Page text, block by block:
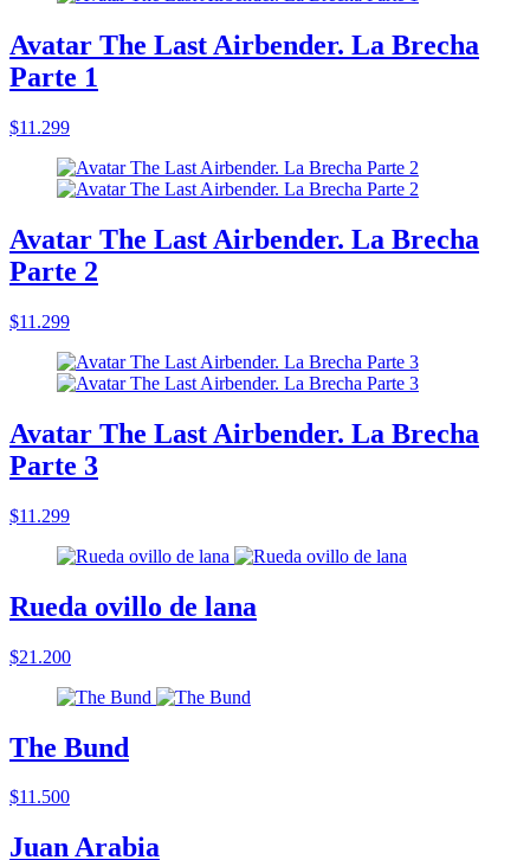
Avatar The Last Airbender. La Brecha
Parte 1
$11.299
Avatar The Last Airbender. La Brecha
Parte 2
$11.299
Avatar The Last Airbender. La Brecha
Parte 3
$11.299
Rueda ovillo de lana
$21.200
The Bund
$11.500
Juan Arabia